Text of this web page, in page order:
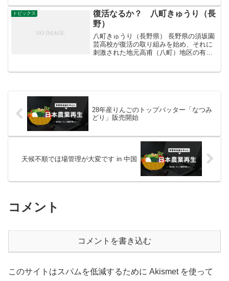
改良して、新しい特産物を育てたいと熱
心な努力をしています。市...
トピックス
復活なるか？ 八町きゅうり（長
野）
八町きゅうり（長野県） 長野県の須坂園
芸高校が復活の取り組みを始め、それに
刺激された地元高甫（八町）地区の有志
28年産りんごのトップバッター「なつみ
どり」販売開始
天候不順でほ場管理が大変です in 中国
コメント
コメントを書き込む
このサイトはスパムを低減するために Akismet を使って